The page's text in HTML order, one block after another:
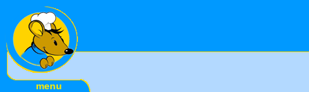
menu